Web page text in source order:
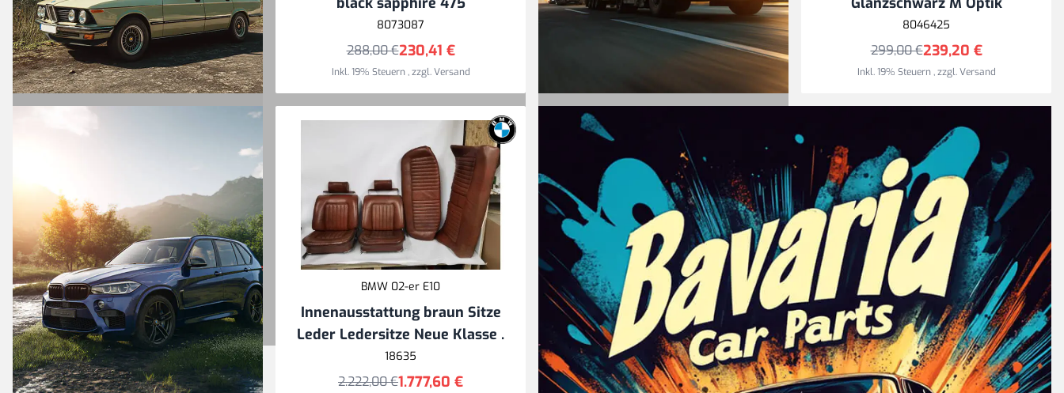
Zum SALE
Ein breites
originaler BMW
Oldtimer-
Ersatzteile für
wahre Liebhaber
Zu den E21 Produkten
8073087
230,41 €
288,00 €
Inkl. 19% Steuern,zzgl.Versand
Von Bayern nach
Europa, wir liefern
europaweit.
8046425
239,20 €
299,00 €
Inkl. 19% Steuern,zzgl.Versand
BMW 02-er E10
Innenausstattung braun Sitze
Leder Ledersitze Neue Klasse .
18635
1.777,60 €
2.222,00 €